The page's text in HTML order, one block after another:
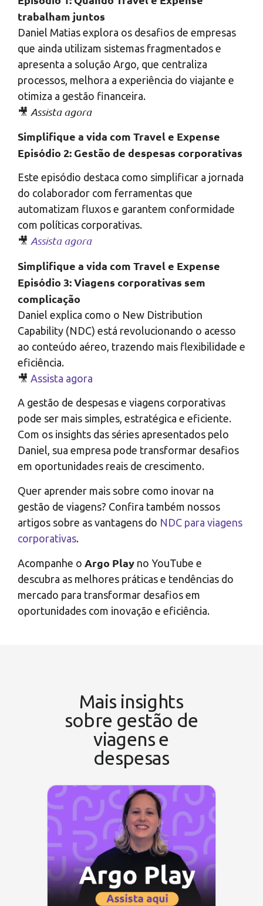
trabalham juntos
Daniel Matias explora os desafios de empresas
que ainda utilizam sistemas fragmentados e
apresenta a solução Argo, que centraliza
processos, melhora a experiência do viajante e
otimiza a gestão financeira.
🎥 Assista agora
Simplifique a vida com Travel e Expense
Episódio 2: Gestão de despesas corporativas
Este episódio destaca como simplificar a jornada
do colaborador com ferramentas que
automatizam fluxos e garantem conformidade
com políticas corporativas.
🎥 Assista agora
Simplifique a vida com Travel e Expense
Episódio 3: Viagens corporativas sem
complicação
Daniel explica como o New Distribution
Capability (NDC) está revolucionando o acesso
ao conteúdo aéreo, trazendo mais flexibilidade e
eficiência.
🎥 Assista agora
A gestão de despesas e viagens corporativas
pode ser mais simples, estratégica e eficiente.
Com os insights das séries apresentados pelo
Daniel, sua empresa pode transformar desafios
em oportunidades reais de crescimento.
Quer aprender mais sobre como inovar na
gestão de viagens? Confira também nossos
artigos sobre as vantagens do NDC para viagens
corporativas.
Acompanhe o Argo Play no YouTube e
descubra as melhores práticas e tendências do
mercado para transformar desafios em
oportunidades com inovação e eficiência.
Mais insights
sobre gestão de
viagens e
despesas